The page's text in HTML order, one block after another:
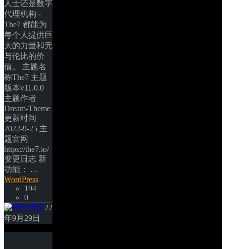
人士还是数字
代理机构 -
The7 都能为
每个人提供巨
大的力量和无
与伦比的价
值。 主题名
称The7 主题
版本v11.0.0
主题作者
Dream-Theme
更新时间
2022-9-25 主
题官网
https://the7.io/
变更日志 新
功能： …
WordPress
194
0
博主22
年9月29日